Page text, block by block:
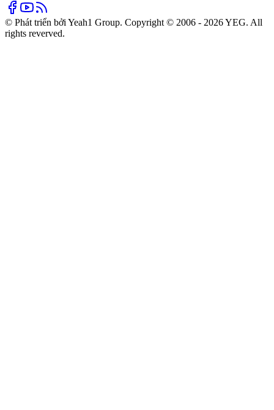
© Phát triển bởi Yeah1 Group. Copyright © 2006 - 2026 YEG. All
rights reverved.